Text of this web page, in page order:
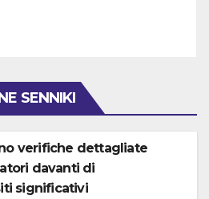
SENNIKI
verifiche dettagliate
davanti di
significativi